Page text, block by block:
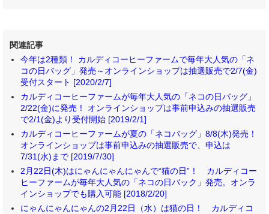
関連記事
今年は2種類！ カルディコーヒーファームで毎年大人気の「ネ
コの日バッグ」発売～オンラインショップは抽選販売で2/7(金)
受付スタート [2020/2/7]
カルディコーヒーファームが毎年大人気の「ネコの日バッグ」
2/22(金)に発売！ オンラインショップは事前申込みの抽選販売
で2/1(金)より受付開始 [2019/2/1]
カルディコーヒーファームが夏の「ネコバッグ」8/8(木)発売！
オンラインショップは事前申込みの抽選販売で、申込は
7/31(水)まで [2019/7/30]
2月22日(木)はにゃんにゃんにゃんで“猫の日”！ カルディコー
ヒーファームが毎年大人気の「ネコの日バック」発売。オンラ
インショップでも購入可能 [2018/2/20]
にゃんにゃんにゃんの2月22日（水）は猫の日！ カルディコ